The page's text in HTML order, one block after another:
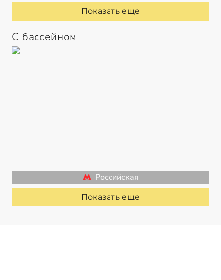
Показать еще
С бассейном
Российская
Показать еще